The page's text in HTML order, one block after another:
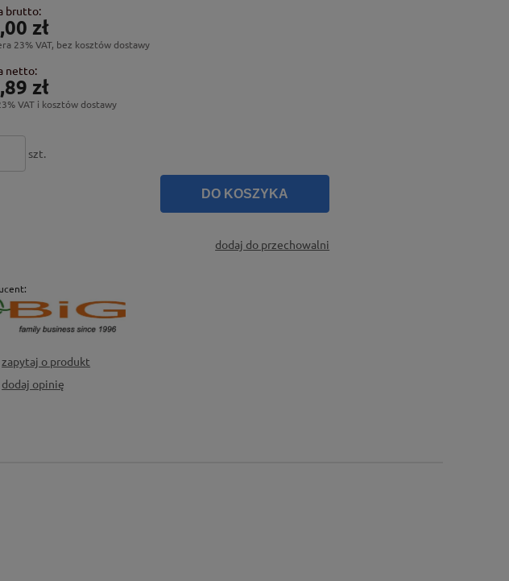
brutto:
zł
23% VAT, bez kosztów dostawy
netto:
zł
VAT i kosztów dostawy
szt.
DO KOSZYKA
dodaj do przechowalni
zapytaj o produkt
dodaj opinię